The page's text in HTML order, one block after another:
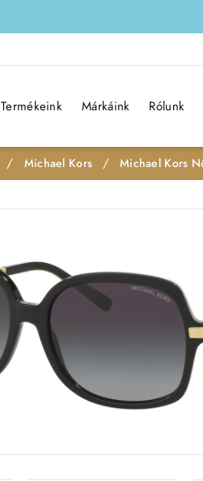
Termékeink Márkáink Rólunk
Michael Kors Michael Kors